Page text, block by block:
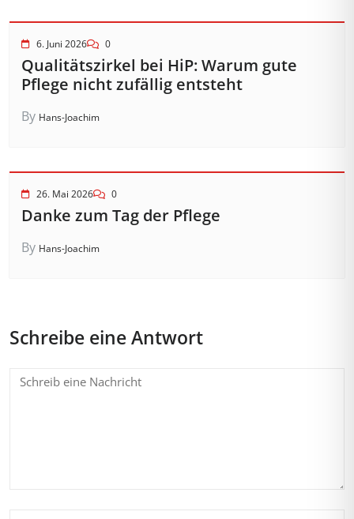
6. Juni 2026 0
Qualitätszirkel bei HiP: Warum gute
Pflege nicht zufällig entsteht
By Hans-Joachim
26. Mai 2026 0
Danke zum Tag der Pflege
By Hans-Joachim
Schreibe eine Antwort